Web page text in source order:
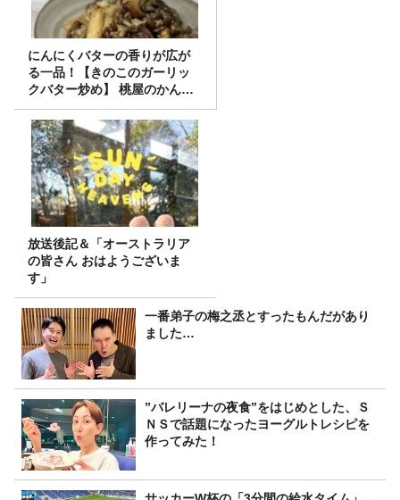
にんにくバターの香りが広が
る一品！【きのこのガーリッ
クバター炒め】 桃屋のかんた
んレシピ
放送後記＆「オーストラリア
の皆さん おはようございま
す」
一番弟子の梅之丞とすったもんだがあり
ました…
”バレリーナの夜食”をはじめとした、Ｓ
ＮＳで話題になったヨーグルトレシピを
作ってみた！